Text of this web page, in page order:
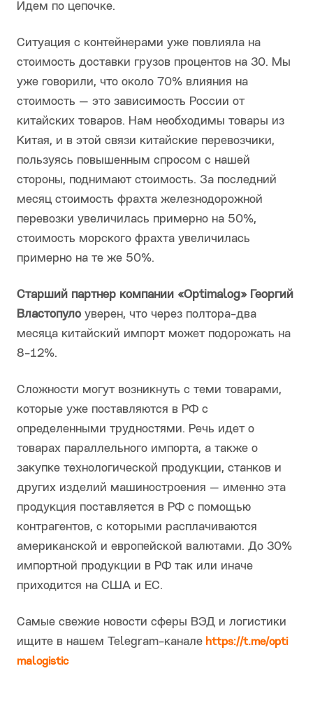
Идем по цепочке.
Ситуация с контейнерами уже повлияла на
стоимость доставки грузов процентов на 30. Мы
уже говорили, что около 70% влияния на
стоимость — это зависимость России от
китайских товаров. Нам необходимы товары из
Китая, и в этой связи китайские перевозчики,
пользуясь повышенным спросом с нашей
стороны, поднимают стоимость. За последний
месяц стоимость фрахта железнодорожной
перевозки увеличилась примерно на 50%,
стоимость морского фрахта увеличилась
примерно на те же 50%.
Старший партнер компании «Optimalog» Георгий
Властопуло уверен, что через полтора-два
месяца китайский импорт может подорожать на
8-12%.
Сложности могут возникнуть с теми товарами,
которые уже поставляются в РФ с
определенными трудностями. Речь идет о
товарах параллельного импорта, а также о
закупке технологической продукции, станков и
других изделий машиностроения — именно эта
продукция поставляется в РФ с помощью
контрагентов, с которыми расплачиваются
американской и европейской валютами. До 30%
импортной продукции в РФ так или иначе
приходится на США и ЕС.
Самые свежие новости сферы ВЭД и логистики
ищите в нашем Telegram-канале https://t.me/opti
malogistic